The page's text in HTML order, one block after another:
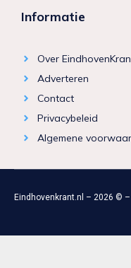
Informatie
Over
Adverteren
Contact
Privacybeleid
Algemene
Eindhovenkrant.nl – 2026 ©